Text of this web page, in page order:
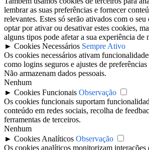
lembrar as suas preferências e fornecer
relevantes. Estes só serão ativados com o
optar por ativar ou desativar estes cookies,
alguns tipos pode afetar a sua experiência de
► Cookies Necessários Sempre Ativo
Os cookies necessários ativam
como logins seguros e ajustes de
Não armazenam dados pessoais.
Nenhum
► Cookies Funcionais Observação
Os cookies funcionais suportam
conteúdo em redes sociais, recolha de
ferramentas de terceiros.
Nenhum
► Cookies Analíticos Observação
Os cookies analíticos monitorizam interações